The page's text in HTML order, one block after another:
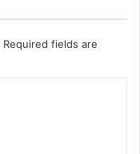
Required fields are